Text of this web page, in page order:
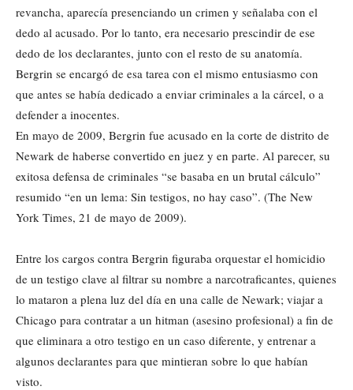
revancha, aparecía presenciando un crimen y señalaba con el
dedo al acusado. Por lo tanto, era necesario prescindir de ese
dedo de los declarantes, junto con el resto de su anatomía.
Bergrin se encargó de esa tarea con el mismo entusiasmo con
que antes se había dedicado a enviar criminales a la cárcel, o a
defender a inocentes.
En mayo de 2009, Bergrin fue acusado en la corte de distrito de
Newark de haberse convertido en juez y en parte. Al parecer, su
exitosa defensa de criminales “se basaba en un brutal cálculo”
resumido “en un lema: Sin testigos, no hay caso”. (The New
York Times, 21 de mayo de 2009).
Entre los cargos contra Bergrin figuraba orquestar el homicidio
de un testigo clave al filtrar su nombre a narcotraficantes, quienes
lo mataron a plena luz del día en una calle de Newark; viajar a
Chicago para contratar a un hitman (asesino profesional) a fin de
que eliminara a otro testigo en un caso diferente, y entrenar a
algunos declarantes para que mintieran sobre lo que habían
visto.